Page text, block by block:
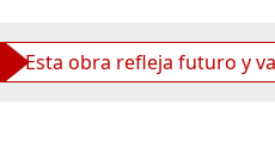
refleja futuro y va a